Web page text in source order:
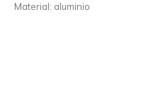
Material: aluminio